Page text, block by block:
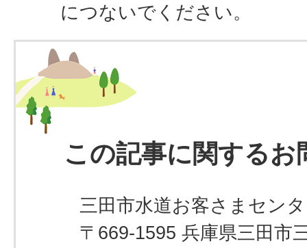
につないでください。
この記事に関するお
三田市水道お客さまセン
〒669-1595 兵庫県三田市